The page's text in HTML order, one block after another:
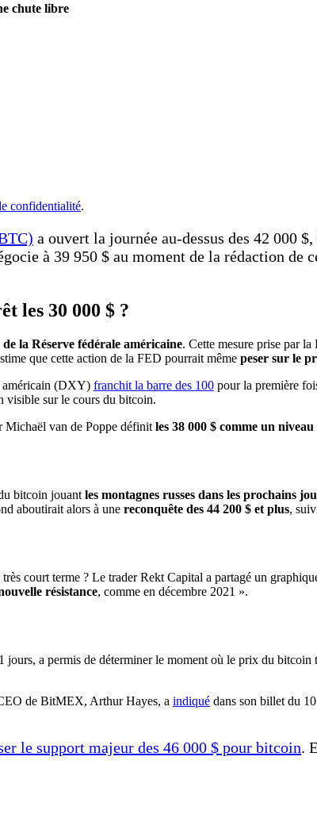
chute libre
confidentialité.
a ouvert la journée au-dessus des 42 000
à 39 950 $ au moment de la rédaction de
les 30 000 $ ?
la Réserve fédérale américaine. Cette mesure prise par
que cette action de la FED pourrait même peser sur le
américain (DXY) franchit la barre des 100 pour la première
visible sur le cours du bitcoin.
Michaël van de Poppe définit les 38 000 $ comme un niveau
bitcoin jouant les montagnes russes dans les prochains
aboutirait alors à une reconquête des 44 200 $ et plus,
court terme ? Le trader Rekt Capital a partagé un
résistance, comme en décembre 2021 ».
a permis de déterminer le moment où le prix du
de BitMEX, Arthur Hayes, a indiqué dans son billet du
le support majeur des 46 000 $ pour bitcoin.